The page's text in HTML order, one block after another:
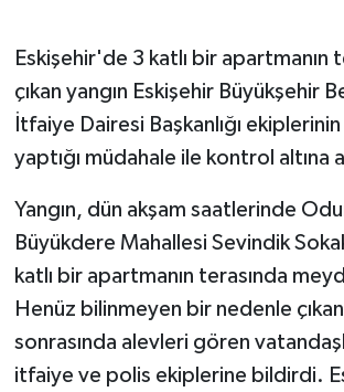
Eskişehir'de 3 katlı bir apartmanın
çıkan yangın Eskişehir Büyükşehir
İtfaiye Dairesi Başkanlığı
yaptığı müdahale ile kontrol altına
Yangın, dün akşam saatlerinde
Büyükdere Mahallesi Sevindik
katlı bir apartmanın terasında
Henüz bilinmeyen bir nedenle çıkan
sonrasında alevleri gören
itfaiye ve polis ekiplerine bildirdi.
GENEL
Güvenlik
HABERDE İNSAN